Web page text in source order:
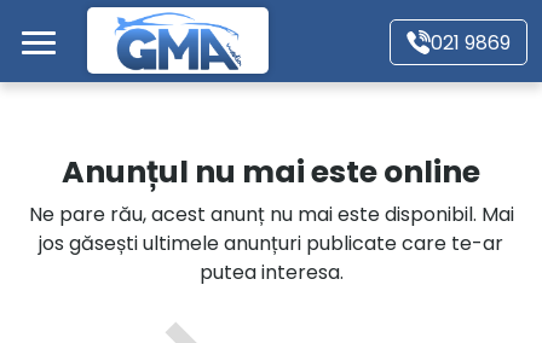
Mergi direct la conținutul principal
021 9869
Autoturisme
Motociclete
Autoutilitare
Anunțul nu mai este online
Ne pare rău, acest anunț nu mai este disponibil. Mai
jos găsești ultimele anunțuri publicate care te-ar
putea interesa.